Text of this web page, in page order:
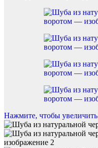
Нажмите, чтобы увеличить